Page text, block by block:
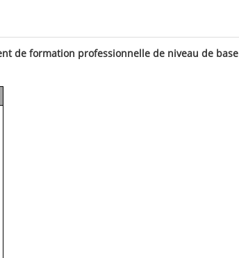
de formation professionnelle de niveau de base